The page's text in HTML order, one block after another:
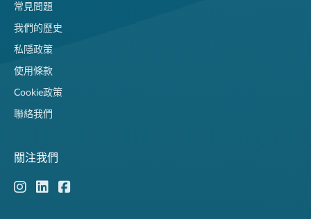
常見問題
我們的歷史
私隱政策
使用條款
Cookie政策
聯絡我們
關注我們